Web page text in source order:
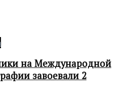
на Международной
завоевали 2